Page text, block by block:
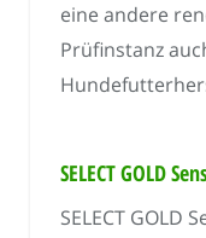
eine andere
Prüfinstanz
SELECT GOLD
SELECT GOLD